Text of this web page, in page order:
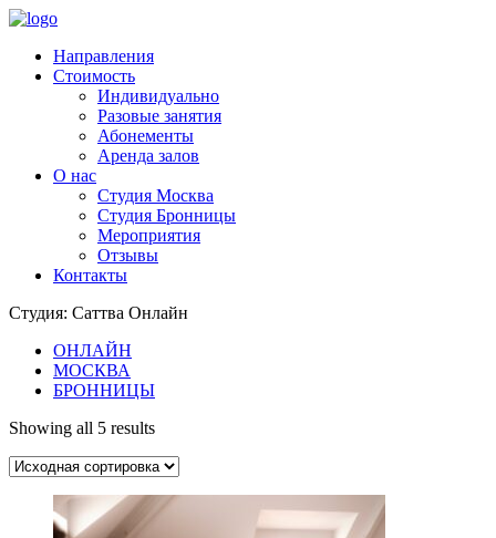
Направления
Стоимость
Индивидуально
Разовые занятия
Абонементы
Аренда залов
О нас
Студия Москва
Студия Бронницы
Мероприятия
Отзывы
Контакты
Студия: Саттва Онлайн
ОНЛАЙН
МОСКВА
БРОННИЦЫ
Showing all 5 results